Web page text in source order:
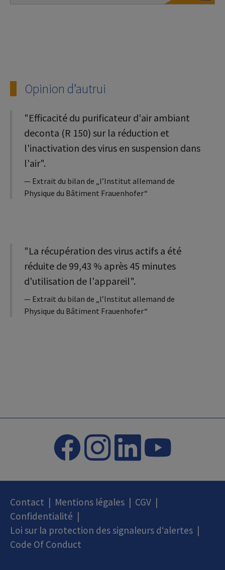
Opinion d’autrui
"Efficacité du purificateur d'air ambiant
deconta (R 150) sur la réduction et
l'inactivation des virus en suspension dans
l'air".
Extrait du bilan de „l’Institut allemand de
Physique du Bâtiment Frauenhofer“
"La récupération des virus actifs a été
réduite de 99,43 % après 45 minutes
d'utilisation de l'appareil".
Extrait du bilan de „l’Institut allemand de
Physique du Bâtiment Frauenhofer“
Contact Mentions légales CGV
Confidentialité
Loi sur la protection des signaleurs d‘alertes
Code Of Conduct